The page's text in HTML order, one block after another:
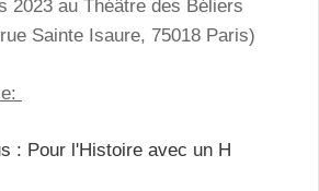
2023 au Théâtre des Béliers
Sainte Isaure, 75018 Paris)
: Pour l'Histoire avec un H